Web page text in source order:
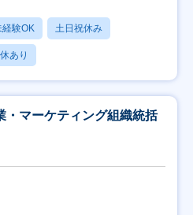
験OK 土日祝休み
あり
・マーケティング組織統括